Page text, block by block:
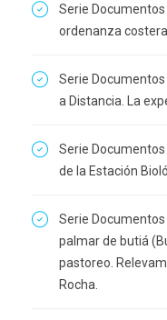
Serie Documentos
ordenanza
Serie Documentos
a Distancia. La
Serie Documentos
de la Estación
Serie Documentos
palmar de butiá
pastoreo.
Rocha.